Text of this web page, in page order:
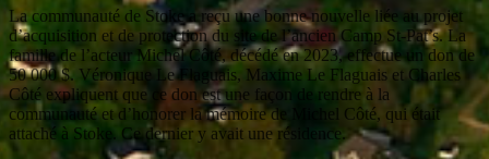
La communauté de Stoke a reçu une bonne nouvelle liée au projet
d’acquisition et de protection du site de l’ancien Camp St-Pat’s. La
famille de l’acteur Michel Côté, décédé en 2023, effectue un don de
50 000 $. Véronique Le Flaguais, Maxime Le Flaguais et Charles
Côté expliquent que ce don est une façon de rendre à la
communauté et d’honorer la mémoire de Michel Côté, qui était
attaché à Stoke. Ce dernier y avait une résidence.